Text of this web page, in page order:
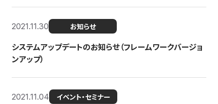
2021.11.30 お知らせ
システムアップデートのお知らせ（フレームワークバージョ
ンアップ）
2021.11.04 イベント・セミナー